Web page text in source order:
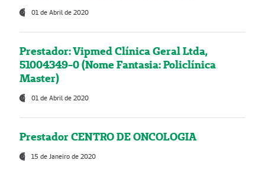
01 de Abril de 2020
Prestador: Vipmed Clínica Geral Ltda,
51004349-0 (Nome Fantasia: Policlínica
Master)
01 de Abril de 2020
Prestador CENTRO DE ONCOLOGIA
15 de Janeiro de 2020